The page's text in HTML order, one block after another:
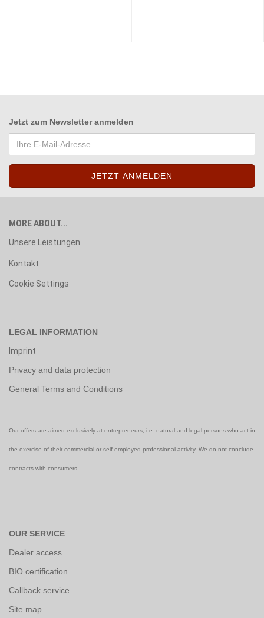
Jetzt zum Newsletter anmelden
MORE ABOUT...
Unsere Leistungen
Kontakt
Cookie Settings
LEGAL INFORMATION
Imprint
Privacy and data protection
General Terms and Conditions
Our offers are aimed exclusively at entrepreneurs, i.e. natural and legal persons who act in
the exercise of their commercial or self-employed professional activity. We do not conclude
contracts with consumers.
OUR SERVICE
Dealer access
BIO certification
Callback service
Site map